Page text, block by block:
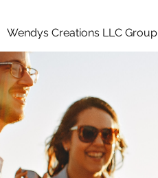
Wendys Creations LLC Group